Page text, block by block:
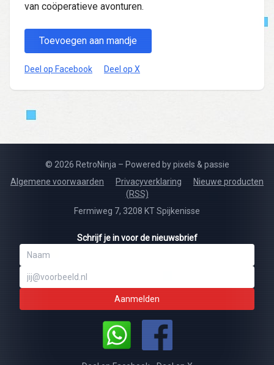
van coöperatieve avonturen.
Toevoegen aan mandje
Deel op Facebook Deel op X
© 2026 RetroNinja – Powered by pixels & passie
Algemene voorwaarden
Privacyverklaring
Nieuwe producten
(RSS)
Fermiweg 7, 3208 KT Spijkenisse
Schrijf je in voor de nieuwsbrief
Aanmelden